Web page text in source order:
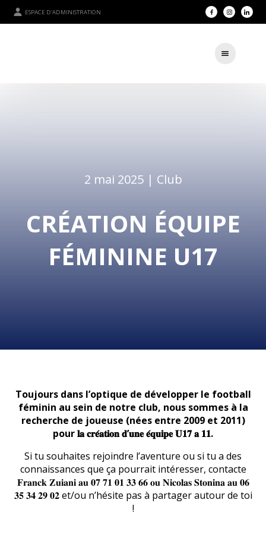
ESPACE D'ADMINISTRATION
2 mai 2025 | Club
CRÉATION ÉQUIPE
FÉMININE U17
Toujours dans l’optique de développer le football
féminin au sein de notre club, nous sommes à la
recherche de joueuse (nées entre 2009 et 2011)
pour 𝐥𝐚 𝐜𝐫𝐞́𝐚𝐭𝐢𝐨𝐧 𝐝’𝐮𝐧𝐞 𝐞́𝐪𝐮𝐢𝐩𝐞 𝐔𝟏𝟕 𝐚 𝟏𝟏.
Si tu souhaites rejoindre l’aventure ou si tu a des
connaissances que ça pourrait intéresser, contacte
𝐅𝐫𝐚𝐧𝐜𝐤 𝐙𝐮𝐢𝐚𝐧𝐢 𝐚𝐮 𝟎𝟕 𝟕𝟏 𝟎𝟏 𝟑𝟑 𝟔𝟔 𝐨𝐮 𝐍𝐢𝐜𝐨𝐥𝐚𝐬 𝐒𝐭𝐨𝐧𝐢𝐧𝐚 𝐚𝐮 𝟎𝟔
𝟑𝟓 𝟑𝟒 𝟐𝟗 𝟎𝟐 et/ou n’hésite pas à partager autour de toi
!